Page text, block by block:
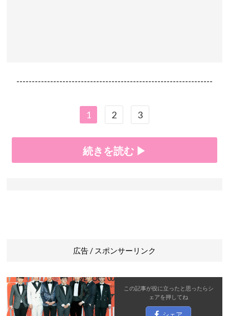
----------------------------------------------------------------
1 2 3
続きを読む ▶
広告 / スポンサーリンク
この記事が役に立ったと思ったらシ
ェアを押してね